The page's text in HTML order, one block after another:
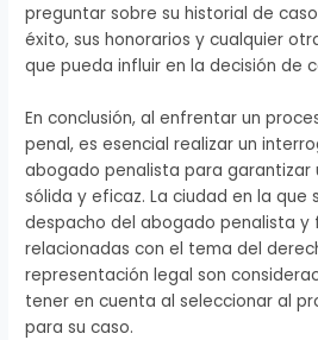
preguntar sobre su historial de
éxito, sus honorarios y cualquier
que pueda influir en la decisión de
En conclusión, al enfrentar un
penal, es esencial realizar un
abogado penalista para garantizar
sólida y eficaz. La ciudad en la que
despacho del abogado penalista y
relacionadas con el tema del
representación legal son
tener en cuenta al seleccionar al
para su caso.